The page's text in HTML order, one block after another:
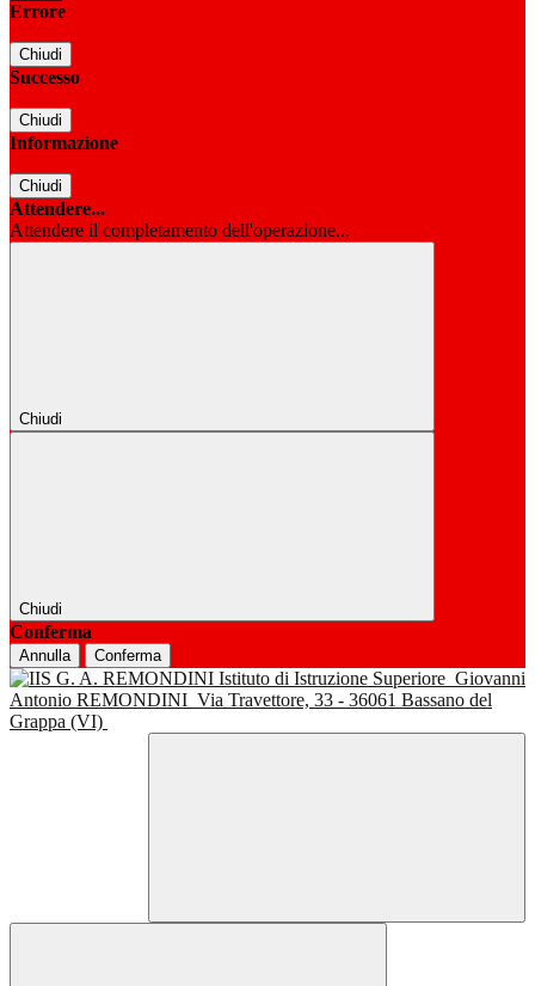
Errore
Chiudi
Successo
Chiudi
Informazione
Chiudi
Attendere...
Attendere il completamento dell'operazione...
Chiudi
Chiudi
Conferma
Annulla Conferma
Istituto di Istruzione Superiore Giovanni
Antonio REMONDINI Via Travettore, 33 - 36061 Bassano del
Grappa (VI)